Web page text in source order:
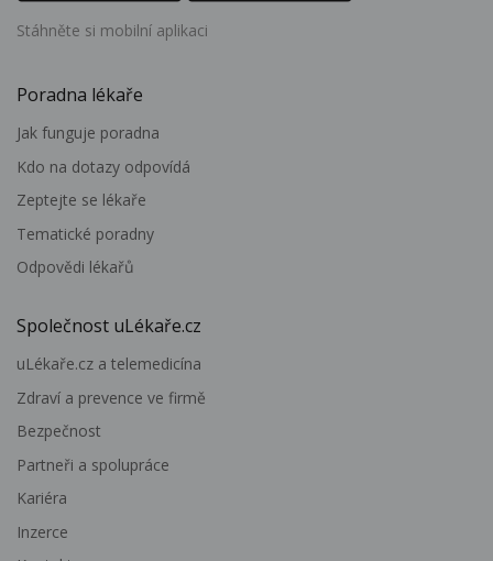
Stáhněte si mobilní aplikaci
Poradna lékaře
Jak funguje poradna
Kdo na dotazy odpovídá
Zeptejte se lékaře
Tematické poradny
Odpovědi lékařů
Společnost uLékaře.cz
uLékaře.cz a telemedicína
Zdraví a prevence ve firmě
Bezpečnost
Partneři a spolupráce
Kariéra
Inzerce